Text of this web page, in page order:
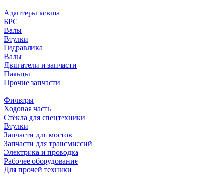
Адаптеры ковша
БРС
Валы
Втулки
Гидравлика
Валы
Двигатели и запчасти
Пальцы
Прочие запчасти
Фильтры
Ходовая часть
Стёкла для спецтехники
Втулки
Запчасти для мостов
Запчасти для трансмиссий
Электрика и проводка
Рабочее оборудование
Для прочей техники